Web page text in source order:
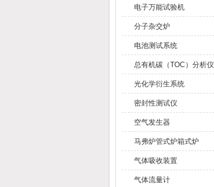
电子万能试验机
分子杂交炉
电池测试系统
总有机碳（TOC）分析仪
光化学衍生系统
密封性测试仪
空气发生器
马弗炉管式炉箱式炉
气体吸收装置
气体流量计